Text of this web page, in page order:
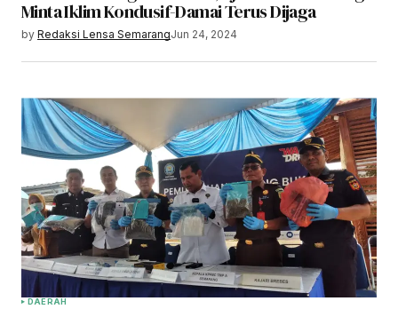
Minta Iklim Kondusif-Damai Terus Dijaga
by Redaksi Lensa SemarangJun 24, 2024
DAERAH